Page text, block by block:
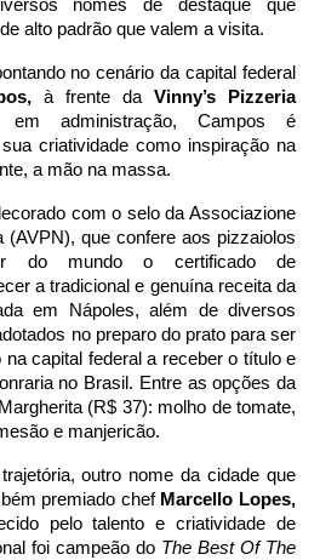
nomes de destaque que
alto padrão que valem a visita.
no cenário da capital federal
à frente da Vinny’s Pizzeria
administração, Campos é
criatividade como inspiração na
a mão na massa.
com o selo da Associazione
(AVPN), que confere aos pizzaiolos
do mundo o certificado de
a tradicional e genuína receita da
em Nápoles, além de diversos
no preparo do prato para ser
capital federal a receber o título e
no Brasil. Entre as opções da
(R$ 37): molho de tomate,
e manjericão.
outro nome da cidade que
premiado chef
pelo talento e criatividade de
foi campeão do The Best Of The